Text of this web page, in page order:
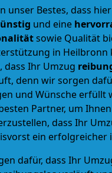
unser Bestes, dass
und eine
sowie Qualität
in Heilbronn
dass Ihr Umzug
denn wir sorgen
und Wünsche erfüllt
Partner, um
dass Ihr
ein erfolgreicher
dafür, dass Ihr